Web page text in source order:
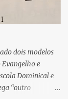
ver com
comum
Beltrão-
incandescentes
da
dois modelos
e
Dominical e
“outro